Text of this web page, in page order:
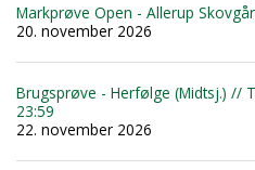
Markprøve Open - Allerup
20. november 2026
Brugsprøve - Herfølge (Midtsj.) //
23:59
22. november 2026